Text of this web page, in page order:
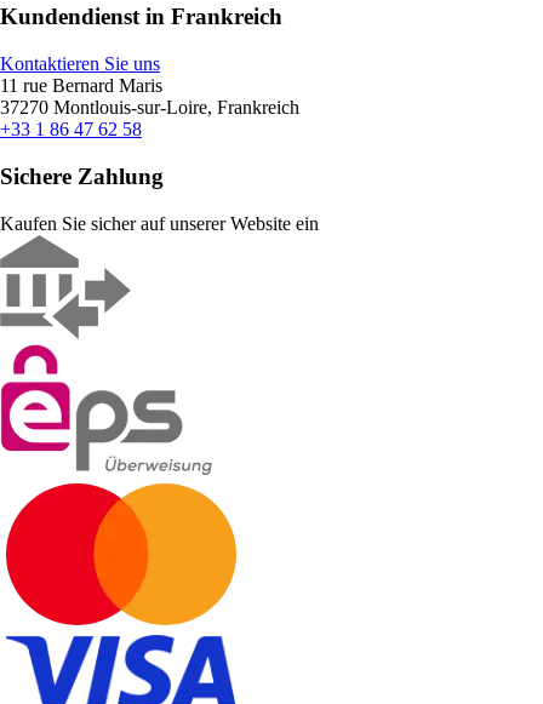
Kundendienst in Frankreich
Kontaktieren Sie uns
11 rue Bernard Maris
37270 Montlouis-sur-Loire, Frankreich
+33 1 86 47 62 58
Sichere Zahlung
Kaufen Sie sicher auf unserer Website ein